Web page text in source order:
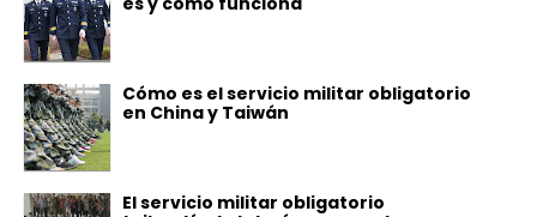
Cómo es el servicio militar obligatorio
en China y Taiwán
El servicio militar obligatorio